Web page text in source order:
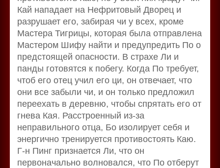
Кай нападает на Нефритовый Дворец и
разрушает его, забирая чи у всех, кроме
Мастера Тигрицы, которая была отправлена
Мастером Шифу найти и предупредить По о
предстоящей опасности. В страхе Ли и
панды готовятся к побегу. Когда По требует,
чтоб его отец учил его ци, он отвечает, что
они все забыли чи, и он только предложил
переехать в деревню, чтобы спрятать его от
гнева Кая. Расстроенный из-за
неправильного отца, Бо изолирует себя и
энергично тренируется противостоять Каю.
Г-н Пинг признается Ли, что он
первоначально волновался, что По отберут